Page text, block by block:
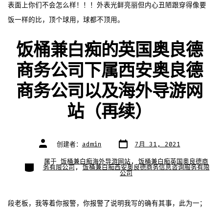
表面上你们不会怎么样！！！外表光鲜亮丽但内心丑陋跟穿得像要
饭一样的比，顶个球用，球都不顶用。
饭桶兼白痴的英国奥良德
商务公司下属西安奥良德
商务公司以及海外导游网
站（再续）
文
章
者
创建者： admin 文
章
期
7月 31, 2021
类
别
属于 饭桶兼白痴海外导游网站, 饭桶兼白痴英国奥良德商
务有限公司,饭桶兼白痴西安奥良德商务信息咨询服务有限
公司
段老板，我等着你报警，你报警了说明我写的确有其事，此为一；